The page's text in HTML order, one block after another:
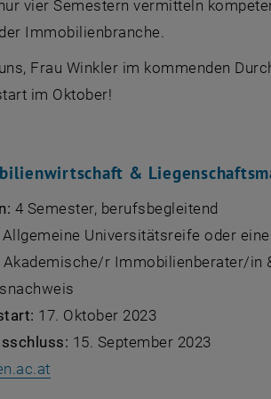
vier Semestern vermitteln
Immobilienbranche.
Frau Winkler im kommenden
im Oktober!
&
4 Semester, berufsbegleitend
Allgemeine Universitätsreife oder
Akademische/r Immobilienberater/in
17. Oktober 2023
15. September 2023
, opens an external URL in a